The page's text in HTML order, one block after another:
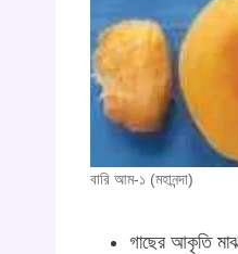
বারি আম-১ (মহানন্দা)
গাছের আকৃতি